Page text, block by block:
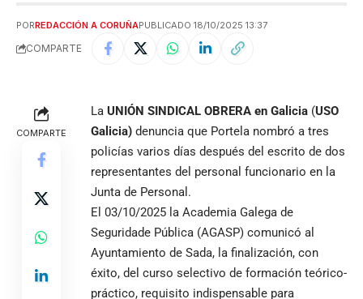
PORREDACCIÓN A CORUÑAPUBLICADO 18/10/2025 13:37
COMPARTE
COMPARTE
La UNIÓN SINDICAL OBRERA en Galicia (USO
Galicia) denuncia que Portela nombró a tres
policías varios días después del escrito de dos
representantes del personal funcionario en la
Junta de Personal.
El 03/10/2025 la Academia Galega de
Seguridade Pública (AGASP) comunicó al
Ayuntamiento de Sada, la finalización, con
éxito, del curso selectivo de formación teórico-
práctico, requisito indispensable para